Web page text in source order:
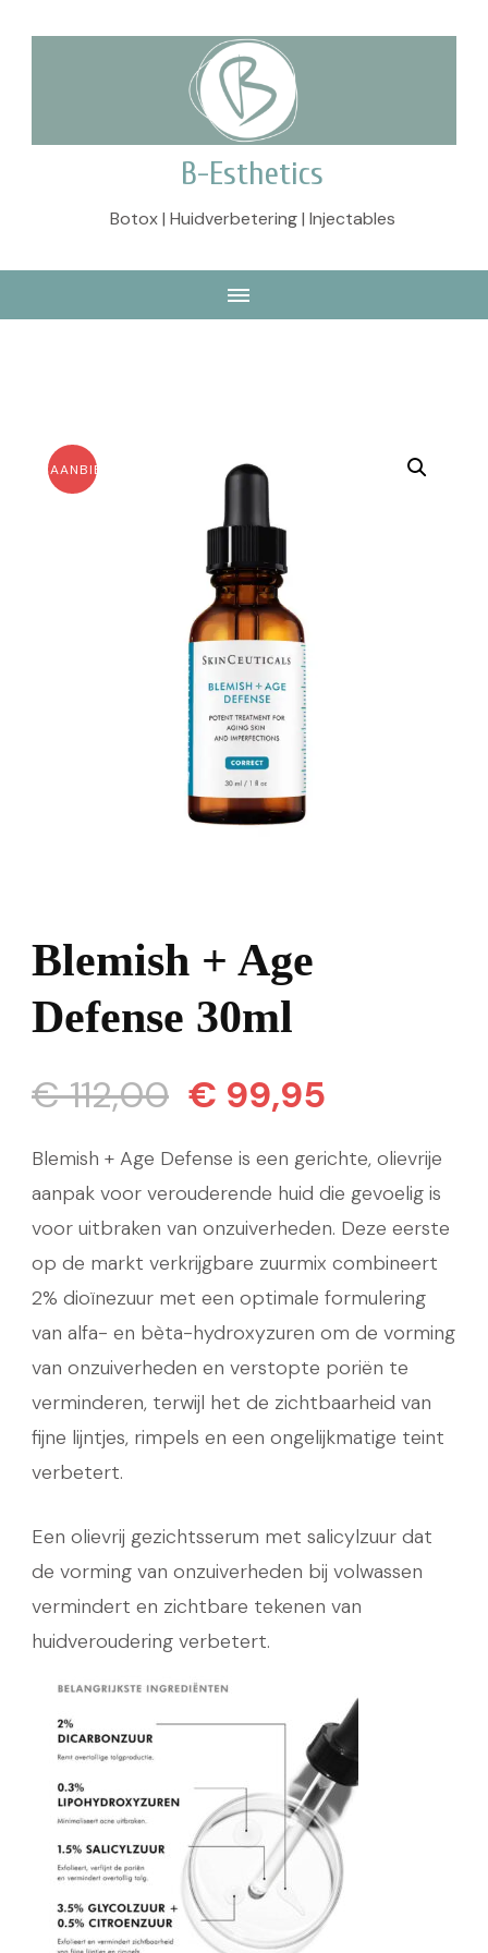
B-Esthetics
Botox | Huidverbetering | Injectables
AANBIEDING!
Blemish + Age
Defense 30ml
€112,00 Oorspronkelijke
prijs
was:
€ 112,00.
€ 99,95
prijs
is:
€ 99,95.
Blemish + Age Defense is een gerichte, olievrije
aanpak voor verouderende huid die gevoelig is
voor uitbraken van onzuiverheden. Deze eerste
op de markt verkrijgbare zuurmix combineert
2% dioïnezuur met een optimale formulering
van alfa- en bèta-hydroxyzuren om de vorming
van onzuiverheden en verstopte poriën te
verminderen, terwijl het de zichtbaarheid van
fijne lijntjes, rimpels en een ongelijkmatige teint
verbetert.
Een olievrij gezichtsserum met salicylzuur dat
de vorming van onzuiverheden bij volwassen
vermindert en zichtbare tekenen van
huidveroudering verbetert.